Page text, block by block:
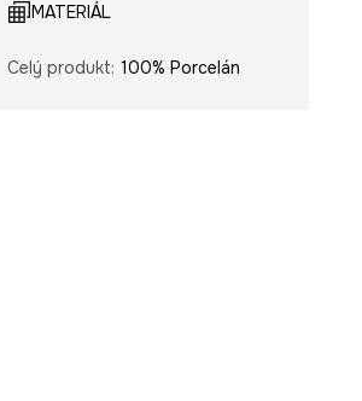
MATERIÁL
Celý produkt: 100% Porcelán